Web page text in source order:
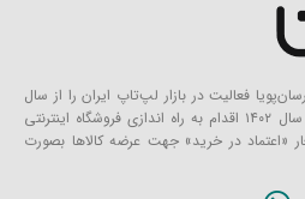
فعالیت در بازار لپ‌تاپ ایران را از سال
۱۳۹۰ آغاز کرده است. این شرکت در سال ۱۴۰۲ اقدام به راه اندازی فروشگاه اینترنتی
«اعتماد در خرید» جهت عرضه کالاها بصورت